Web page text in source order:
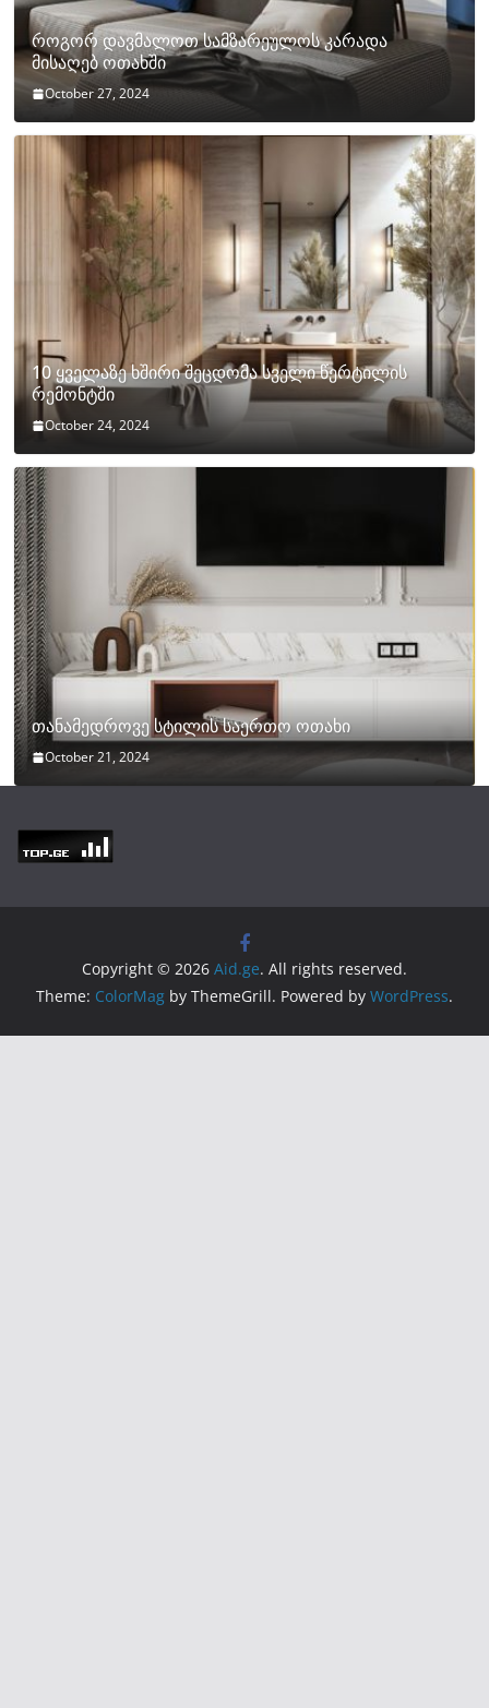
როგორ დავმალოთ სამზარეულოს კარადა
მისაღებ ოთახში
October 27, 2024
10 ყველაზე ხშირი შეცდომა სველი წერტილის
რემონტში
October 24, 2024
თანამედროვე სტილის საერთო ოთახი
October 21, 2024
Copyright © 2026 Aid.ge. All rights reserved.
Theme: ColorMag by ThemeGrill. Powered by WordPress.